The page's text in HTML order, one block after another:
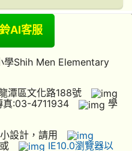
AI客服
學Shih Men Elementary
潭區文化路188號
真:03-4711934
學
設計，請用
IE10.0瀏覽器以